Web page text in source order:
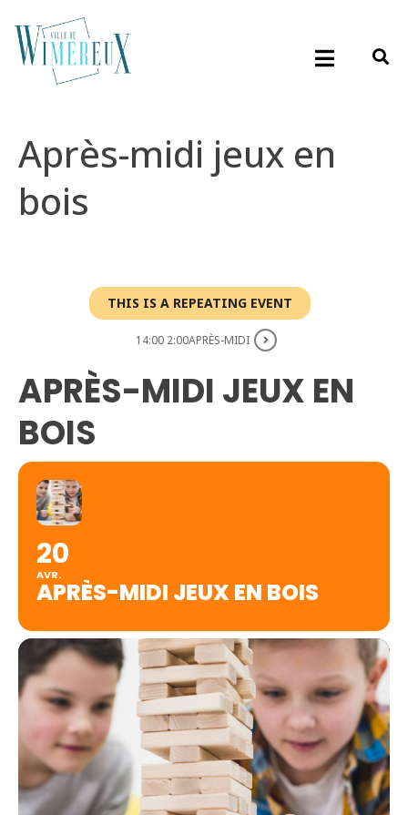
Après-midi jeux en
bois
THIS IS A REPEATING EVENT
14:00 2:00APRÈS-MIDI
APRÈS-MIDI JEUX EN
BOIS
20
AVR.
APRÈS-MIDI JEUX EN BOIS